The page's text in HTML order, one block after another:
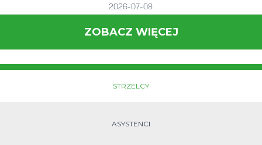
2026-07-08
ZOBACZ WIĘCEJ
STRZELCY
ASYSTENCI